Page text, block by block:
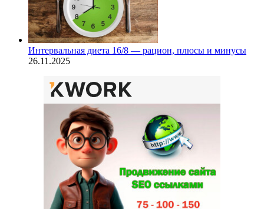
Интервальная диета 16/8 — рацион, плюсы и минусы
26.11.2025